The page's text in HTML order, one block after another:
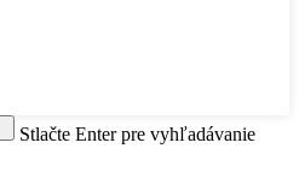
Stlačte Enter pre vyhľadávanie